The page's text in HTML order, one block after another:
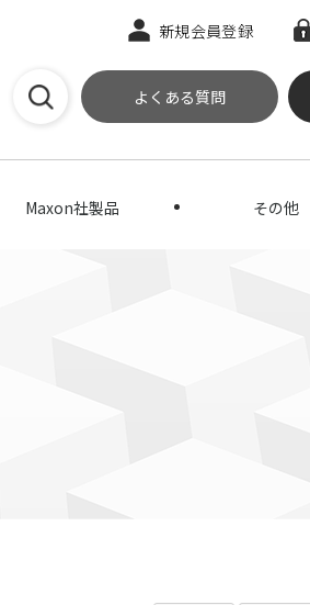
新規会員登録
よくある質問
Maxon社製品 その他